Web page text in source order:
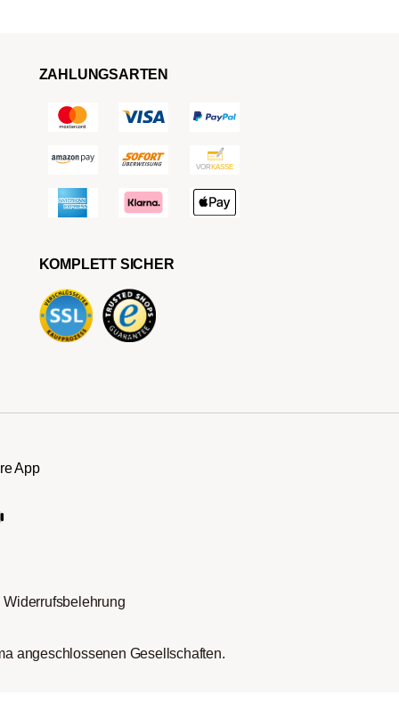
ZAHLUNGSARTEN
KOMPLETT SICHER
App
Widerrufsbelehrung
angeschlossenen Gesellschaften.